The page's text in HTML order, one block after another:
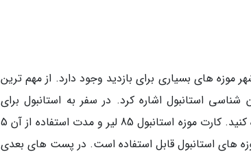
موزه های بسیاری برای بازدید وجود دارد. از مهم ترین
استانبول اشاره کرد. در سفر به استانبول برای
اقتصادی تر شدن سفر خود می توانید از کارت موزه استانبول استفاده کنید. کارت موزه استانبول 85 لیر و مدت استفاده از آن 5
موزه های استانبول قابل استفاده است. در پست های بعدی